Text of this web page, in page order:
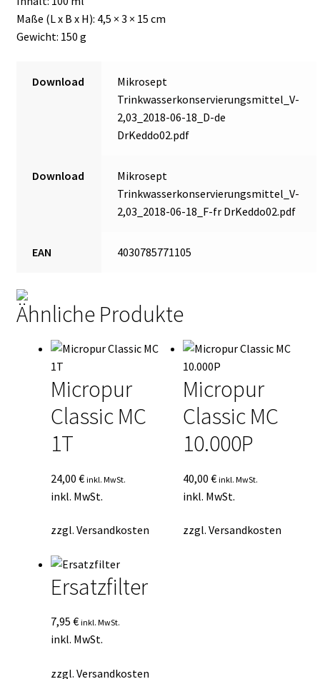
Maße (L x B x H): 4,5 × 3 × 15 cm
Gewicht: 150 g
Download
Mikrosept
Trinkwasserkonservierungsmittel_V-
2,03_2018-06-18_D-de
DrKeddo02.pdf
Download
Mikrosept
Trinkwasserkonservierungsmittel_V-
2,03_2018-06-18_F-fr DrKeddo02.pdf
EAN 4030785771105
Ähnliche Produkte
Micropur
Classic MC
1T
24,00 € inkl. MwSt.
inkl. MwSt.
zzgl. Versandkosten
Micropur
Classic MC
10.000P
40,00€ inkl. MwSt.
inkl. MwSt.
zzgl.Versandkosten
Ersatzfilter
7,95 € inkl. MwSt.
inkl. MwSt.
zzgl. Versandkosten